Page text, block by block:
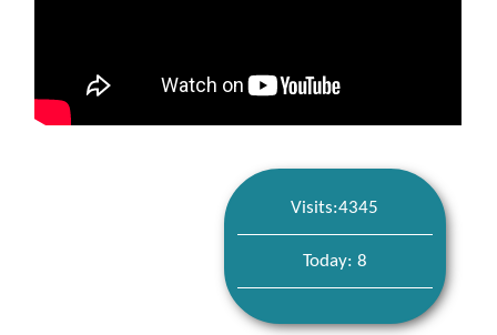
Visits:4345
Today: 8